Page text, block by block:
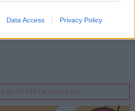
Data Access Privacy Policy
OFFERTE AMAZON